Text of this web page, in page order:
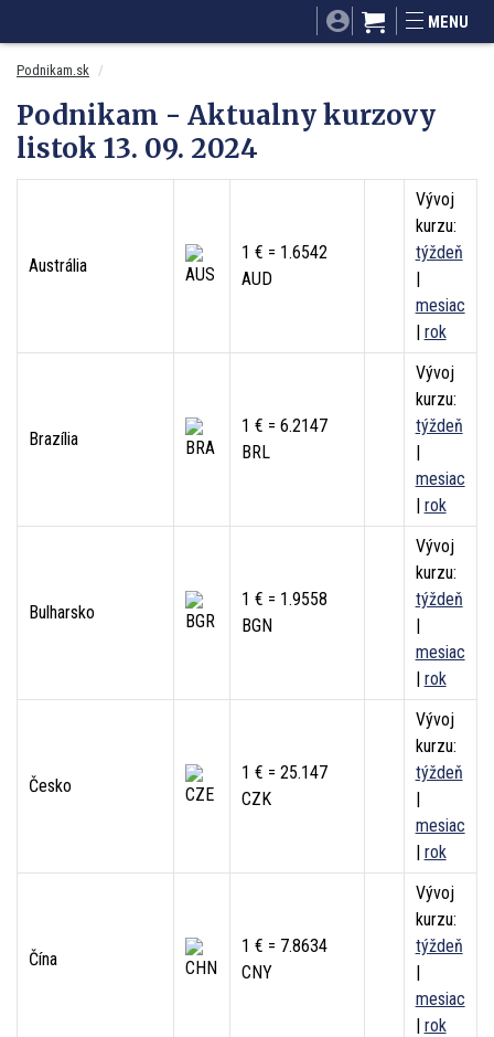
Mnamky-recepty.sk
MENU
Podnikam.sk
Podnikam - Aktualny kurzovy
listok 13. 09. 2024
Austrália
1 € = 1.6542
AUD
Vývoj
kurzu:
týždeň
|
mesiac
| rok
Brazília
1 € = 6.2147
BRL
Vývoj
kurzu:
týždeň
|
mesiac
| rok
Bulharsko
1 € = 1.9558
BGN
Vývoj
kurzu:
týždeň
|
mesiac
| rok
Česko
1 € = 25.147
CZK
Vývoj
kurzu:
týždeň
|
mesiac
| rok
Čína
1 € = 7.8634
CNY
Vývoj
kurzu:
týždeň
|
mesiac
| rok